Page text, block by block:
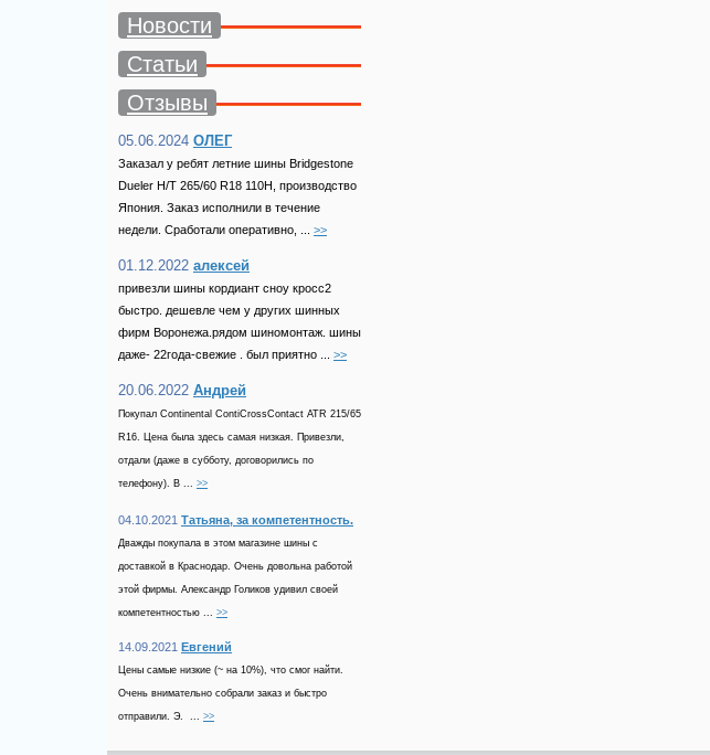
Новости
Статьи
Отзывы
05.06.2024 ОЛЕГ
Заказал у ребят летние шины Bridgestone
Dueler H/T 265/60 R18 110H, производство
Япония. Заказ исполнили в течение
недели. Сработали оперативно, ... >>
01.12.2022 алексей
привезли шины кордиант сноу кросс2
быстро. дешевле чем у других шинных
фирм Воронежа.рядом шиномонтаж. шины
даже- 22года-свежие . был приятно ... >>
20.06.2022 Андрей
Покупал Continental ContiCrossContact ATR 215/65
R16. Цена была здесь самая низкая. Привезли,
отдали (даже в субботу, договорились по
телефону). В ... >>
04.10.2021 Татьяна, за компетентность.
Дважды покупала в этом магазине шины с
доставкой в Краснодар. Очень довольна работой
этой фирмы. Александр Голиков удивил своей
компетентностью ... >>
14.09.2021 Евгений
Цены самые низкие (~ на 10%), что смог найти.
Очень внимательно собрали заказ и быстро
отправили. Э. ... >>